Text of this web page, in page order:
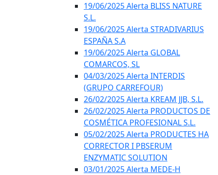
19/06/2025 Alerta BLISS NATURE
S.L.
19/06/2025 Alerta STRADIVARIUS
ESPAÑA S.A
19/06/2025 Alerta GLOBAL
COMARCOS, SL
04/03/2025 Alerta INTERDIS
(GRUPO CARREFOUR)
26/02/2025 Alerta KREAM JJB, S.L.
26/02/2025 Alerta PRODUCTOS DE
COSMÉTICA PROFESIONAL S.L.
05/02/2025 Alerta PRODUCTES HA
CORRECTOR I PBSERUM
ENZYMATIC SOLUTION
03/01/2025 Alerta MEDE-H